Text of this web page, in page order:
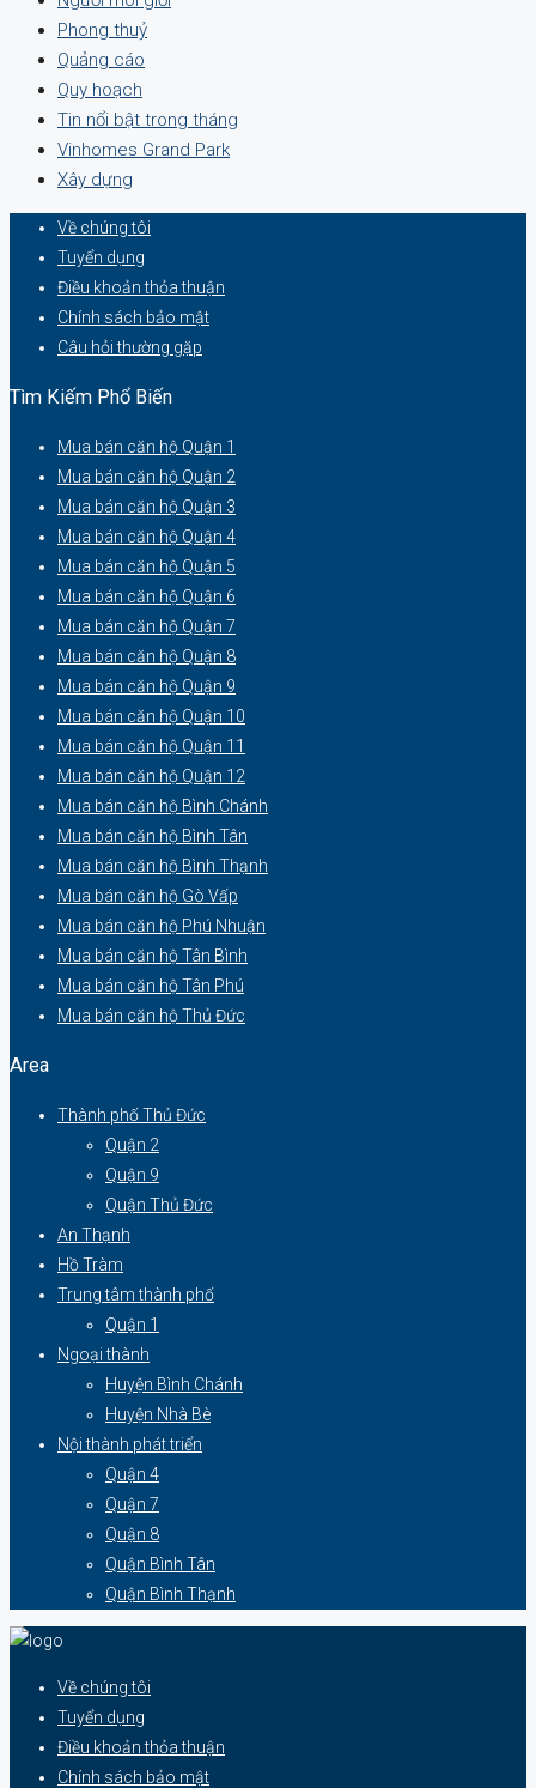
Phong thuỷ
Quảng cáo
Quy hoạch
Tin nổi bật trong tháng
Vinhomes Grand Park
Xây dựng
Về chúng tôi
Tuyển dụng
Điều khoản thỏa thuận
Chính sách bảo mật
Câu hỏi thường gặp
Tìm Kiếm Phổ Biến
Mua bán căn hộ Quận 1
Mua bán căn hộ Quận 2
Mua bán căn hộ Quận 3
Mua bán căn hộ Quận 4
Mua bán căn hộ Quận 5
Mua bán căn hộ Quận 6
Mua bán căn hộ Quận 7
Mua bán căn hộ Quận 8
Mua bán căn hộ Quận 9
Mua bán căn hộ Quận 10
Mua bán căn hộ Quận 11
Mua bán căn hộ Quận 12
Mua bán căn hộ Bình Chánh
Mua bán căn hộ Bình Tân
Mua bán căn hộ Bình Thạnh
Mua bán căn hộ Gò Vấp
Mua bán căn hộ Phú Nhuận
Mua bán căn hộ Tân Bình
Mua bán căn hộ Tân Phú
Mua bán căn hộ Thủ Đức
Area
Thành phố Thủ Đức
Quận 2
Quận 9
Quận Thủ Đức
An Thạnh
Hồ Tràm
Trung tâm thành phố
Quận 1
Ngoại thành
Huyện Bình Chánh
Huyện Nhà Bè
Nội thành phát triển
Quận 4
Quận 7
Quận 8
Quận Bình Tân
Quận Bình Thạnh
Về chúng tôi
Tuyển dụng
Điều khoản thỏa thuận
Chính sách bảo mật